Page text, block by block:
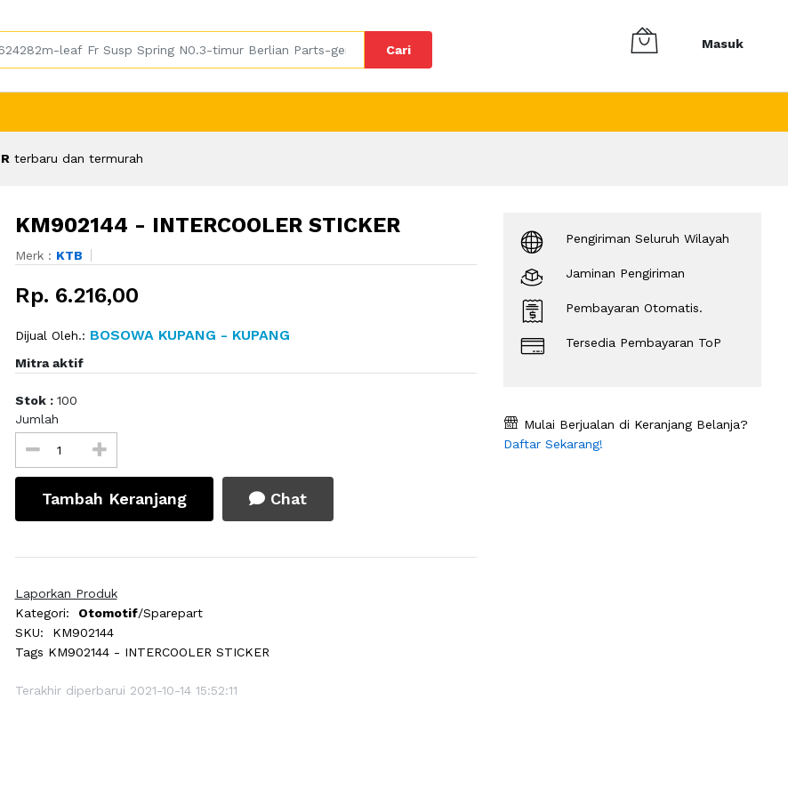
Cari Masuk
terbaru dan termurah
KM902144 - INTERCOOLER STICKER
Merk : KTB
Rp. 6.216,00
Dijual Oleh.: BOSOWA KUPANG - KUPANG
Mitra aktif
Stok : 100
Jumlah
Tambah Keranjang Chat
Laporkan Produk
Kategori:
Otomotif/Sparepart
SKU:
KM902144
Tags KM902144 - INTERCOOLER STICKER
Terakhir diperbarui 2021-10-14 15:52:11
Pengiriman Seluruh Wilayah
Jaminan Pengiriman
Pembayaran Otomatis.
Tersedia Pembayaran ToP
Mulai Berjualan di Keranjang Belanja?
Daftar Sekarang!